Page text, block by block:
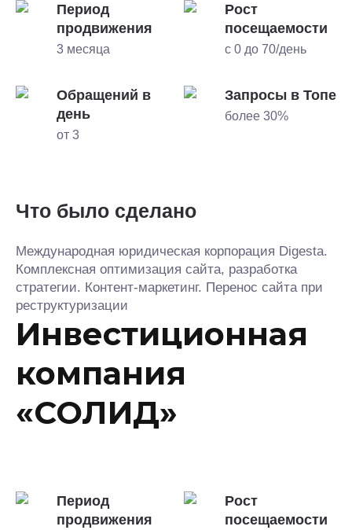
Период
продвижения
3 месяца
Рост
посещаемости
с 0 до 70/день
Обращений в
день
от 3
Запросы в Топе
более 30%
Что было сделано
Международная юридическая корпорация Digesta.
Комплексная оптимизация сайта, разработка
стратегии. Контент-маркетинг. Перенос сайта при
реструктуризации
Инвестиционная
компания
«СОЛИД»
Период
продвижения
Рост
посещаемости